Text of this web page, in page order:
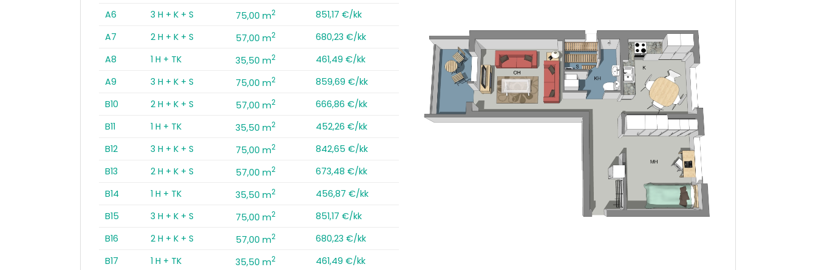
A6
3 H + K + S 75,00 m2
851,17 €/kk
A7
2 H + K + S 57,00 m2
680,23 €/kk
A8
1 H + TK 35,50 m2
461,49 €/kk
A9
3 H + K + S 75,00 m2
859,69 €/kk
B10
2 H + K + S 57,00 m2
666,86 €/kk
B11
1 H + TK 35,50 m2
452,26 €/kk
B12
3 H + K + S 75,00 m2
842,65 €/kk
B13
2 H + K + S 57,00 m2
673,48 €/kk
B14
1 H + TK 35,50 m2
456,87 €/kk
B15
3 H + K + S 75,00 m2
851,17 €/kk
B16
2 H + K + S 57,00 m2
680,23 €/kk
B17
1 H + TK 35,50 m2
461,49 €/kk